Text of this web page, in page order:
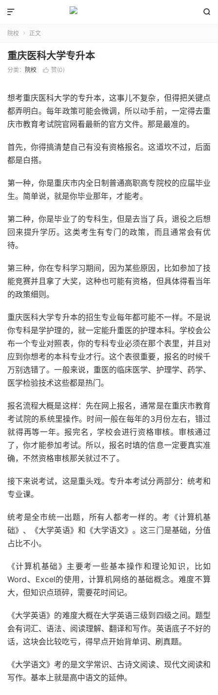


院校  正文
重庆医科大学专升本
分类： 院校  赞(0)
想考重庆医科大学的专升本，这事儿不复杂，但得把关键点
都弄明白。每年政策可能会微调，所以动手前，一定得去重
庆市教育考试院官网看最新的官方文件。那是最准的。
首先，你得搞清楚自己有没有资格报名。这道坎不过，后面
都是白搭。
第一种，你是重庆市内全日制普通高职高专院校的应届毕业
生。简单说，就是你毕业那年，才能考。
第二种，你是毕业了的专科生，但是去当了兵，退役之后想
回来提升学历。这类考生有专门的政策，而且通常会有优
待。
第三种，你在专科学习期间，因为某些原因，比如参加了技
能竞赛并且拿了大奖，这种也可能有资格，但具体得看当年
的政策细则。
重庆医科大学专升本的招生专业每年都可能不一样。不是说
你专科是学护理的，就一定能升重医的护理本科。学校会公
布一个专业对照表，你的专科专业必须在那个表里，并且对
应到你想考的本科专业才行。这个表很重要，报名的时候千
万别选错了。一般来说，重医的临床医学、护理学、药学、
医学检验技术这些都是热门。
报名流程大概是这样：先在网上报名，通常是在重庆市教育
考试院的系统里操作。时间一般在每年的3月份左右，错过
就得再等一年。报完名，学校会进行资格审核。审核通过
了，你才能参加考试。所以，报名时填的信息一定要真实准
确，不然资格审核那关就过不了。
接下来说考试，这是重头戏。专升本考试分两部分：统考和
专业课。
统考是全市统一出题，所有人都考一样的。考《计算机基
础》、《大学英语》和《大学语文》。这三门是基础，分值
占比不小。
《计算机基础》主要考一些基本操作和理论知识，比如
Word、Excel的使用，计算机网络的基础概念。难度不算
大，但知识点琐碎，需要花时间记。
《大学英语》的难度大概在大学英语三级到四级之间。题型
会有词汇、语法、阅读理解、翻译和写作。英语底子不好的
话，这块会比较吃亏，得早点开始背单词、刷真题。
《大学语文》考的是文学常识、古诗文阅读、现代文阅读和
写作。基本上就是高中语文的延伸。